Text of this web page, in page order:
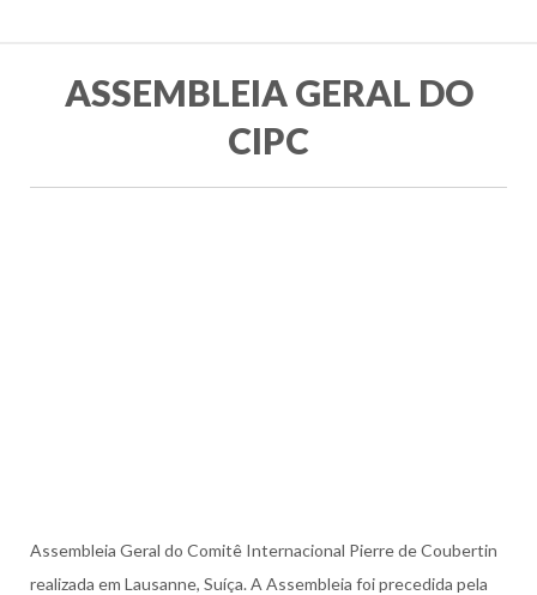
ASSEMBLEIA GERAL DO
CIPC
Assembleia Geral do Comitê Internacional Pierre de Coubertin
realizada em Lausanne, Suíça. A Assembleia foi precedida pela